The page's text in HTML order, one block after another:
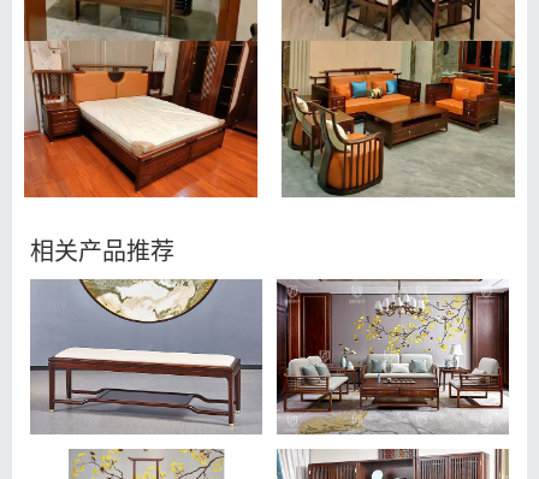
相关产品推荐